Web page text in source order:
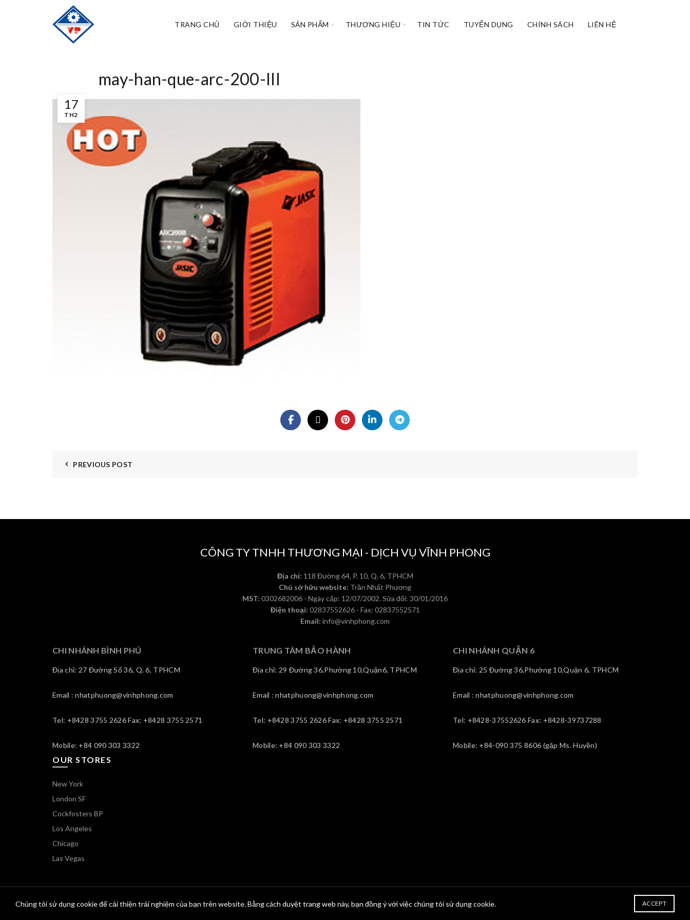
TRANG CHỦ GIỚI THIỆU SẢN PHẨM THƯƠNG HIỆU TIN TỨC TUYỂN DỤNG CHÍNH SÁCH LIÊN HỆ
17
TH2
may-han-que-arc-200-III
PREVIOUS POST
CÔNG TY TNHH THƯƠNG MẠI - DỊCH VỤ VĨNH PHONG
Địa chỉ: 118 Đường 64, P. 10, Q. 6, TPHCM
Chủ sở hữu website: Trần Nhất Phương
MST: 0302682006 - Ngày cấp: 12/07/2002. Sửa đổi: 30/01/2016
Điện thoại: 02837552626 - Fax: 02837552571
Email: info@vinhphong.com
CHI NHÁNH BÌNH PHÚ
Địa chỉ: 27 Đường Số 36, Q. 6, TPHCM
Email : nhatphuong@vinhphong.com
Tel: +8428 3755 2626 Fax: +8428 3755 2571
Mobile: +84 090 303 3322
TRUNG TÂM BẢO HÀNH
Địa chỉ: 29 Đường 36,Phường 10,Quận6, TPHCM
Email : nhatphuong@vinhphong.com
Tel: +8428 3755 2626 Fax: +8428 3755 2571
Mobile: +84 090 303 3322
CHI NHÁNH QUẬN 6
Địa chỉ: 25 Đường 36,Phường 10,Quận 6, TPHCM
Email : nhatphuong@vinhphong.com
Tel: +8428-37552626 Fax: +8428-39737288
Mobile: +84-090 375 8606 (gặp Ms. Huyền)
OUR STORES
New York
London SF
Cockfosters BP
Los Angeles
Chicago
Las Vegas
© 2026Vĩnh Phong. All rights reserved
Chúng tôi sử dụng cookie để cải thiện trải nghiệm của bạn trên website. Bằng cách duyệt trang web này, bạn đồng ý với việc chúng tôi sử dụng cookie. ACCEPT